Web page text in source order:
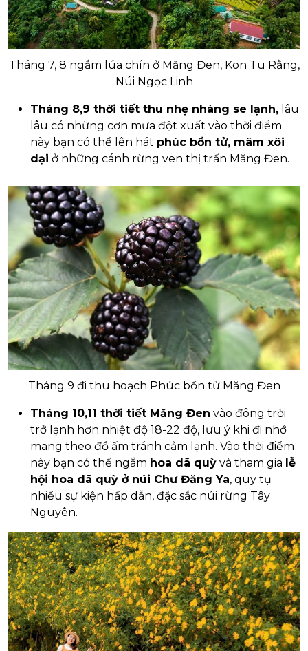
Tháng 7, 8 ngắm lúa chín ở Măng Đen, Kon Tu Rằng,
Núi Ngọc Linh
Tháng 8,9 thời tiết thu nhẹ nhàng se lạnh, lâu
lâu có những cơn mưa đột xuất vào thời điểm
này bạn có thể lên hát phúc bồn tử, mâm xôi
dại ở những cánh rừng ven thị trấn Măng Đen.
Tháng 9 đi thu hoạch Phúc bồn tử Măng Đen
Tháng 10,11 thời tiết Măng Đen vào đông trời
trở lạnh hơn nhiệt độ 18-22 độ, lưu ý khi đi nhớ
mang theo đồ ấm tránh cảm lạnh. Vào thời điểm
này bạn có thể ngắm hoa dã quỳ và tham gia lễ
hội hoa dã quỳ ở núi Chư Đăng Ya, quy tụ
nhiều sự kiện hấp dẫn, đặc sắc núi rừng Tây
Nguyên.